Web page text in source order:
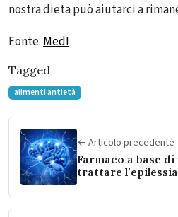
nostra dieta può aiutarci a
Fonte:MedI
Tagged
alimenti antietà
← Articolo precedente
Farmaco a base
trattare